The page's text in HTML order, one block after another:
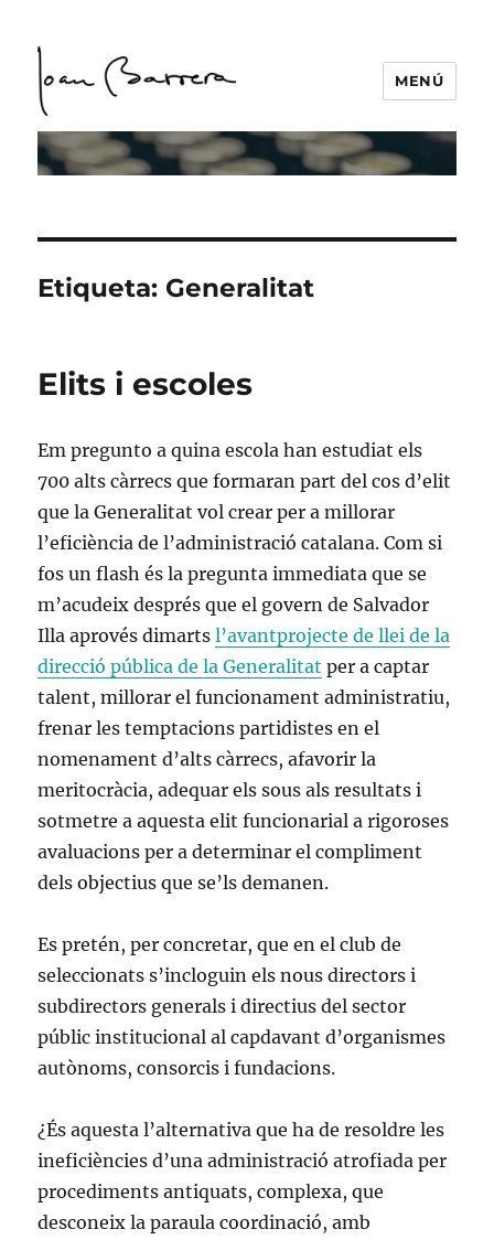
MENÚ
Etiqueta: Generalitat
Elits i escoles
Em pregunto a quina escola han estudiat els
700 alts càrrecs que formaran part del cos d’elit
que la Generalitat vol crear per a millorar
l’eficiència de l’administració catalana. Com si
fos un flash és la pregunta immediata que se
m’acudeix després que el govern de Salvador
Illa aprovés dimartsl’avantprojecte de llei de la
direcció pública de la Generalitat per a captar
talent, millorar el funcionament administratiu,
frenar les temptacions partidistes en el
nomenament d’alts càrrecs, afavorir la
meritocràcia, adequar els sous als resultats i
sotmetre a aquesta elit funcionarial a rigoroses
avaluacions per a determinar el compliment
dels objectius que se’ls demanen.
Es pretén, per concretar, que en el club de
seleccionats s’incloguin els nous directors i
subdirectors generals i directius del sector
públic institucional al capdavant d’organismes
autònoms, consorcis i fundacions.
¿És aquesta l’alternativa que ha de resoldre les
ineficiències d’una administració atrofiada per
procediments antiquats, complexa, que
desconeix la paraula coordinació, amb